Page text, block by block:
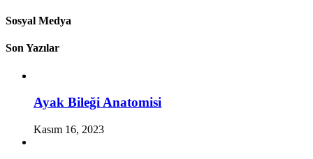
Sosyal Medya
Son Yazılar
Ayak Bileği Anatomisi
Kasım 16, 2023